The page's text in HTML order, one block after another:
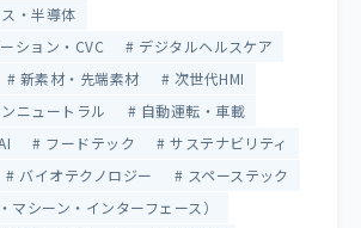
・半導体
ション・CVC
デジタルヘルスケア
新素材・先端素材
次世代HMI
ニュートラル
自動運転・車載
フードテック
サステナビリティ
バイオテクノロジー
スペーステック
マシーン・インターフェース）